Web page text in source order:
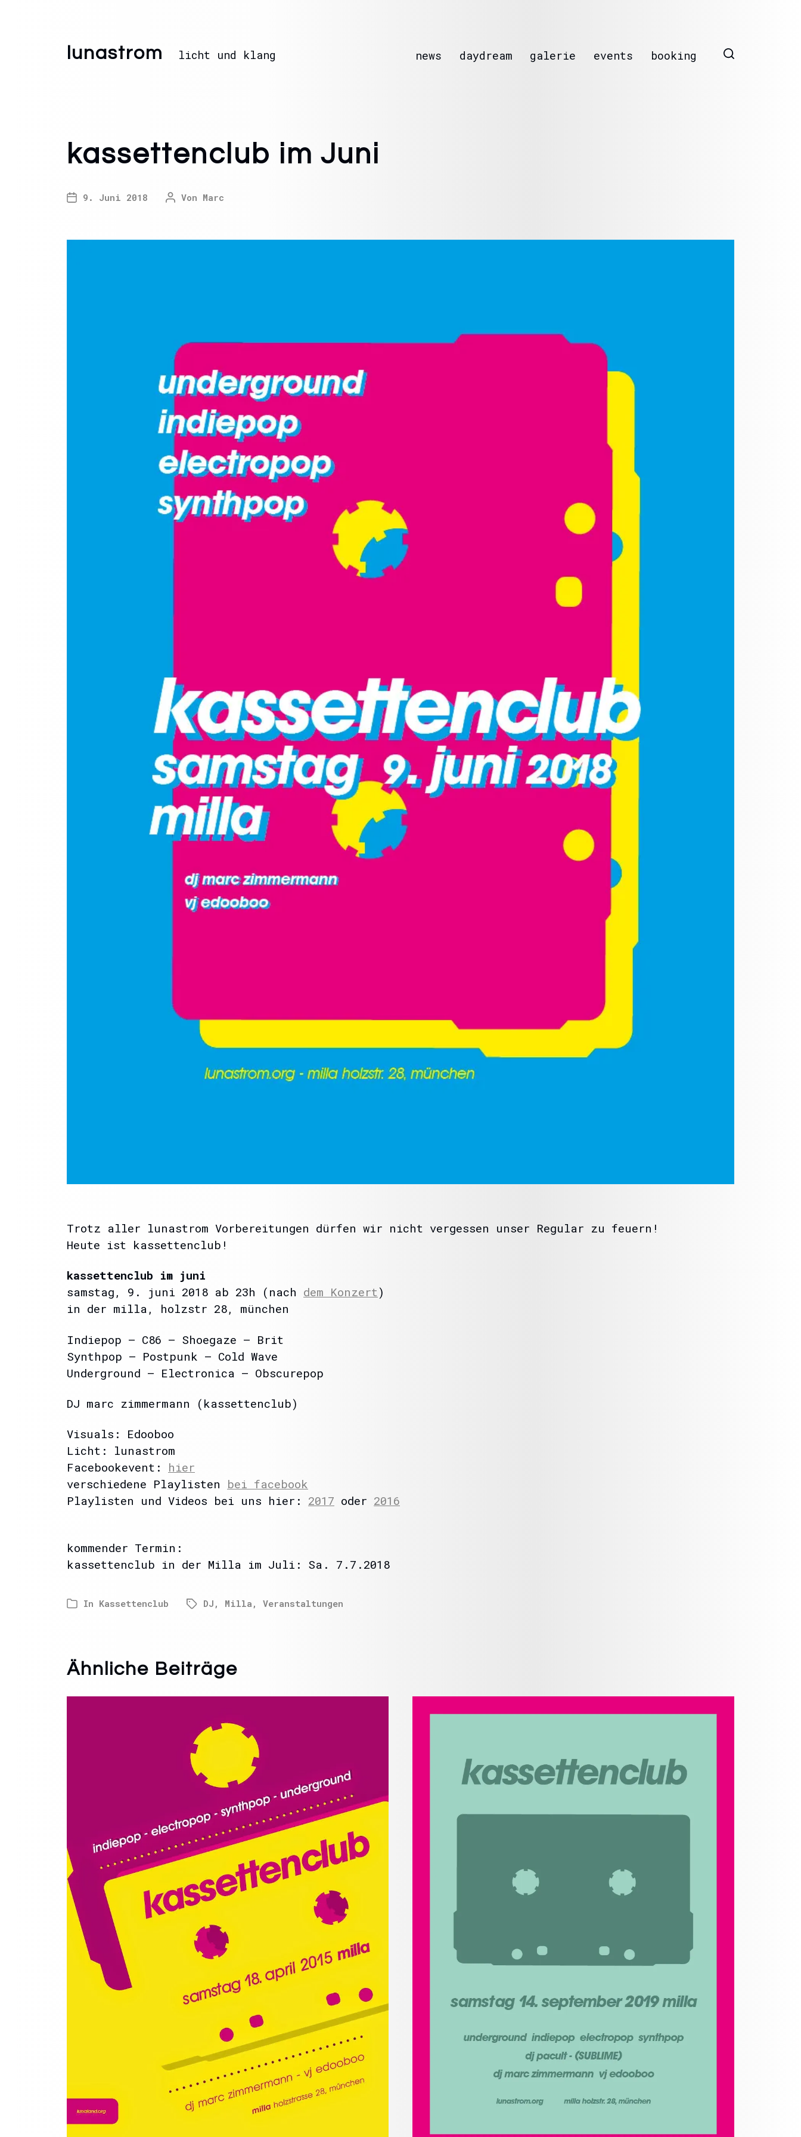
lunastrom licht und klang news daydream galerie events booking
kassettenclub im Juni
9. Juni 2018 Von Marc
Trotz aller lunastrom Vorbereitungen dürfen wir nicht vergessen unser Regular zu feuern!
Heute ist kassettenclub!
kassettenclub im juni
samstag, 9. juni 2018 ab 23h (nach dem Konzert )
in der milla, holzstr 28, münchen
Indiepop – C86 – Shoegaze – Brit
Synthpop – Postpunk – Cold Wave
Underground – Electronica – Obscurepop
DJ marc zimmermann (kassettenclub)
Visuals: Edooboo
Licht: lunastrom
Facebookevent: hier
verschiedene Playlisten bei facebook
Playlisten und Videos bei uns hier: 2017 oder 2016
kommender Termin:
kassettenclub in der Milla im Juli: Sa. 7.7.2018
In Kassettenclub DJ , Milla , Veranstaltungen
Ähnliche Beiträge